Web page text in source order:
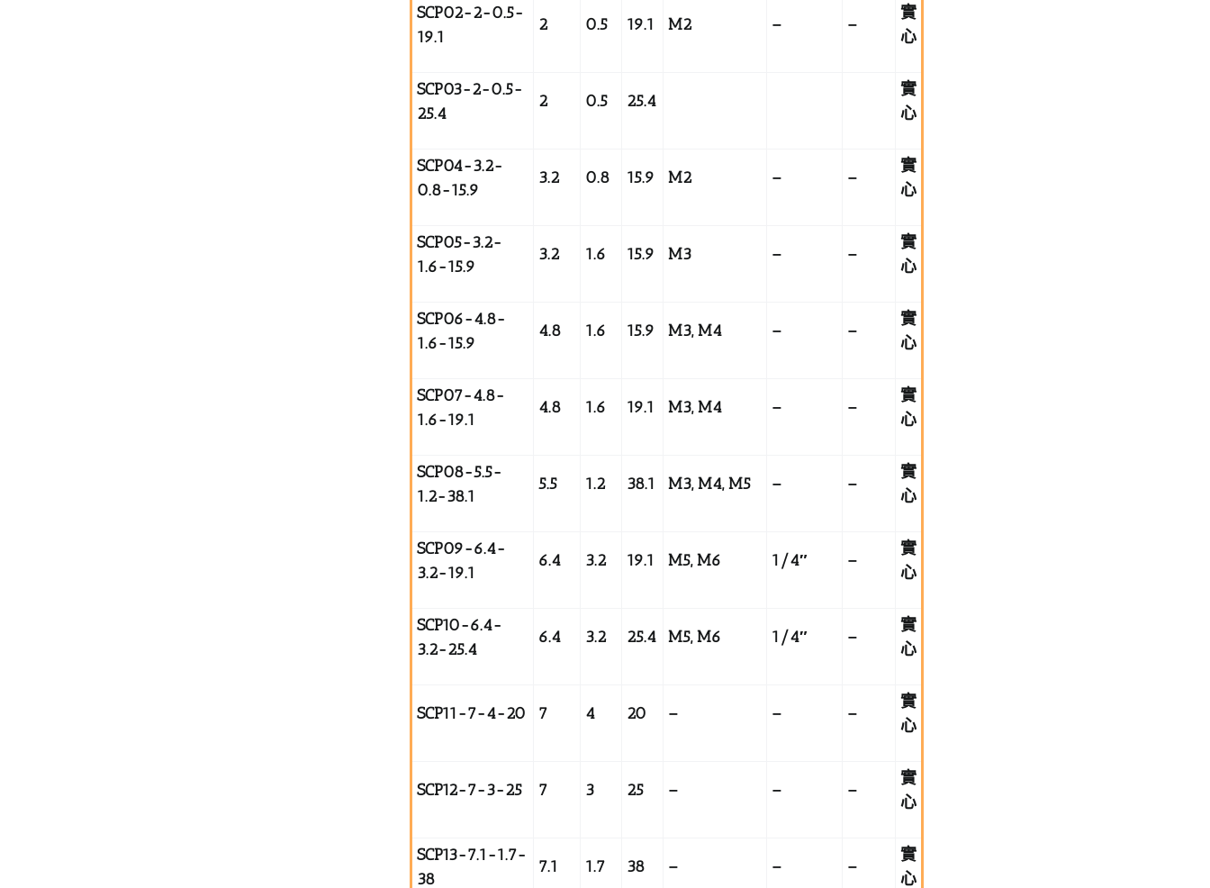
SCP02-2-0.5-
19.1
2 0.5 19.1 M2 – –
實
心
SCP03-2-0.5-
25.4
2 0.5 25.4
實
心
SCP04-3.2-
0.8-15.9
3.2 0.8 15.9 M2 – –
實
心
SCP05-3.2-
1.6-15.9
3.2 1.6 15.9 M3 – –
實
心
SCP06-4.8-
1.6-15.9
4.8 1.6 15.9 M3, M4 – –
實
心
SCP07-4.8-
1.6-19.1
4.8 1.6 19.1 M3, M4 – –
實
心
SCP08-5.5-
1.2-38.1
5.5 1.2 38.1 M3, M4, M5 – –
實
心
SCP09-6.4-
3.2-19.1
6.4 3.2 19.1 M5, M6 1/4″ –
實
心
SCP10-6.4-
3.2-25.4
6.4 3.2 25.4 M5, M6 1/4″ –
實
心
SCP11-7-4-20 7 4 20 – – –
實
心
SCP12-7-3-25 7 3 25 – – –
實
心
SCP13-7.1-1.7-
38
7.1 1.7 38 – – –
實
心